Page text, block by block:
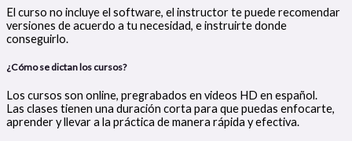
El curso no incluye el software, el instructor te puede recomendar
versiones de acuerdo a tu necesidad, e instruirte donde
conseguirlo.
¿Cómo se dictan los cursos?
Los cursos son online, pregrabados en videos HD en español.
Las clases tienen una duración corta para que puedas enfocarte,
aprender y llevar a la práctica de manera rápida y efectiva.